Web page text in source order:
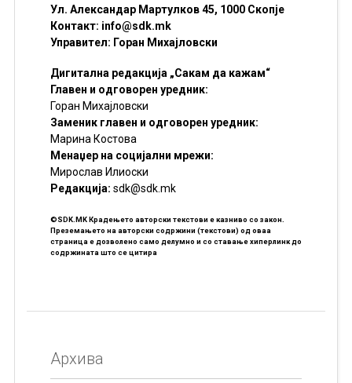
Ул. Александар Мартулков 45, 1000 Скопје
Контакт: info@sdk.mk
Управител: Горан Михајловски
Дигитална редакција „Сакам да кажам“
Главен и одговорен уредник:
Горан Михајловски
Заменик главен и одговорен уредник:
Марина Костова
Менаџер на социјални мрежи:
Мирослав Илиоски
Редакцијa: sdk@sdk.mk
©SDK.MK Крадењето авторски текстови е казниво со закон.
Преземањето на авторски содржини (текстови) од оваа
страница е дозволено само делумно и со ставање хиперлинк до
содржината што се цитира
Архива